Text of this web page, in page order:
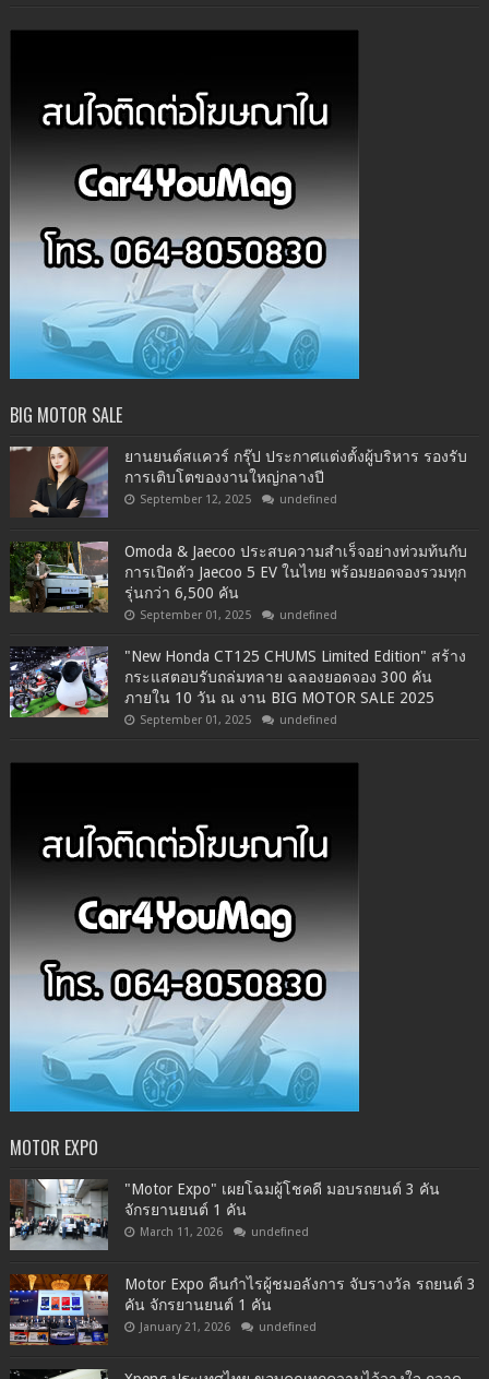
BIG MOTOR SALE
ยานยนต์สแควร์ กรุ๊ป ประกาศแต่งตั้งผู้บริหาร รองรับ
การเติบโตของงานใหญ่กลางปี
September 12, 2025 undefined
Omoda & Jaecoo ประสบความสำเร็จอย่างท่วมท้นกับ
การเปิดตัว Jaecoo 5 EV ในไทย พร้อมยอดจองรวมทุก
รุ่นกว่า 6,500 คัน
September 01, 2025 undefined
"New Honda CT125 CHUMS Limited Edition" สร้าง
กระแสตอบรับถล่มทลาย ฉลองยอดจอง 300 คัน
ภายใน 10 วัน ณ งาน BIG MOTOR SALE 2025
September 01, 2025 undefined
MOTOR EXPO
"Motor Expo" เผยโฉมผู้โชคดี มอบรถยนต์ 3 คัน
จักรยานยนต์ 1 คัน
March 11, 2026 undefined
Motor Expo คืนกำไรผู้ชมอลังการ จับรางวัล รถยนต์ 3
คัน จักรยานยนต์ 1 คัน
January 21, 2026 undefined